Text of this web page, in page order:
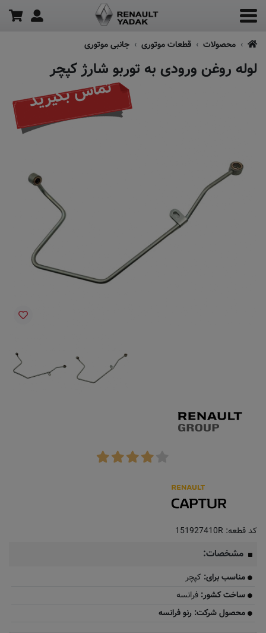
محصولات قطعات موتوری جانبی موتوری
لوله روغن ورودی به توربو شارژ کپچر
تماس بگیرید
کد قطعه: 151927410R
مشخصات:
مناسب برای: کپچر
ساخت کشور: فرانسه
محصول شرکت: رنو فرانسه